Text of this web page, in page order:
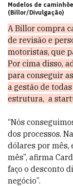
Modelos de
(Billor/Divulgação)
A Billor compra
de revisão e
motoristas, que
Por cima disso,
para conseguir
a gestão de
estrutura, a
“Nós
dos processos.
dólares por mês,
mês”, afirma
faço o desconto
negócio”.